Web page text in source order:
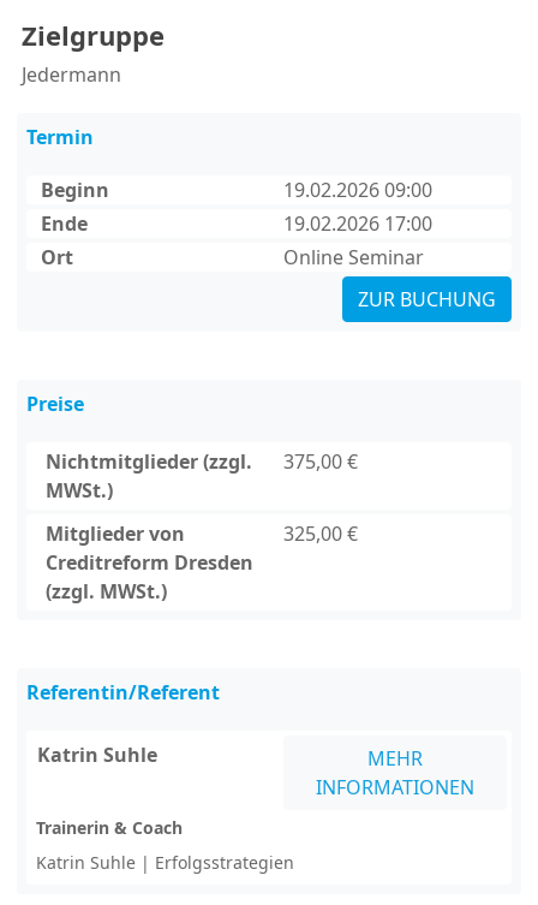
Zielgruppe
Jedermann
Termin
Beginn
19.02.2026 09:00
Ende
19.02.2026 17:00
Ort
Online Seminar
ZUR BUCHUNG
Preise
Nichtmitglieder (zzgl.
MWSt.)
375,00 €
Mitglieder von
Creditreform Dresden
(zzgl. MWSt.)
325,00 €
Referentin/Referent
Katrin Suhle
MEHR
INFORMATIONEN
Trainerin & Coach
Katrin Suhle | Erfolgsstrategien